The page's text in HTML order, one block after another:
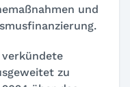
und
verkündete
zu